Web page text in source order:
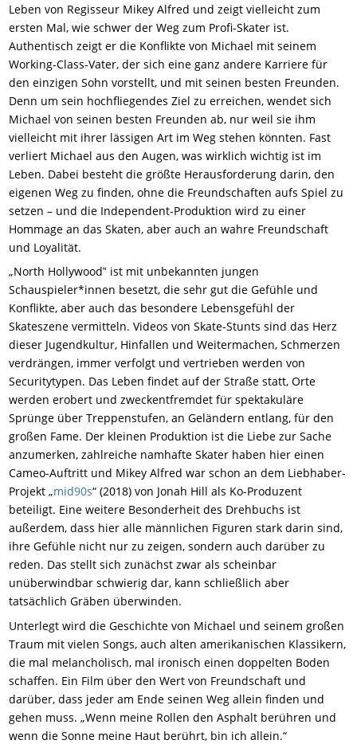
Leben von Regisseur Mikey Alfred und zeigt vielleicht zum
ersten Mal, wie schwer der Weg zum Profi-Skater ist.
Authentisch zeigt er die Konflikte von Michael mit seinem
Working-Class-Vater, der sich eine ganz andere Karriere für
den einzigen Sohn vorstellt, und mit seinen besten Freunden.
Denn um sein hochfliegendes Ziel zu erreichen, wendet sich
Michael von seinen besten Freunden ab, nur weil sie ihm
vielleicht mit ihrer lässigen Art im Weg stehen könnten. Fast
verliert Michael aus den Augen, was wirklich wichtig ist im
Leben. Dabei besteht die größte Herausforderung darin, den
eigenen Weg zu finden, ohne die Freundschaften aufs Spiel zu
setzen – und die Independent-Produktion wird zu einer
Hommage an das Skaten, aber auch an wahre Freundschaft
und Loyalität.
„North Hollywood‟ ist mit unbekannten jungen
Schauspieler*innen besetzt, die sehr gut die Gefühle und
Konflikte, aber auch das besondere Lebensgefühl der
Skateszene vermitteln. Videos von Skate-Stunts sind das Herz
dieser Jugendkultur, Hinfallen und Weitermachen, Schmerzen
verdrängen, immer verfolgt und vertrieben werden von
Securitytypen. Das Leben findet auf der Straße statt, Orte
werden erobert und zweckentfremdet für spektakuläre
Sprünge über Treppenstufen, an Geländern entlang, für den
großen Fame. Der kleinen Produktion ist die Liebe zur Sache
anzumerken, zahlreiche namhafte Skater haben hier einen
Cameo-Auftritt und Mikey Alfred war schon an dem Liebhaber-
Projekt „mid90s“ (2018) von Jonah Hill als Ko-Produzent
beteiligt. Eine weitere Besonderheit des Drehbuchs ist
außerdem, dass hier alle männlichen Figuren stark darin sind,
ihre Gefühle nicht nur zu zeigen, sondern auch darüber zu
reden. Das stellt sich zunächst zwar als scheinbar
unüberwindbar schwierig dar, kann schließlich aber
tatsächlich Gräben überwinden.
Unterlegt wird die Geschichte von Michael und seinem großen
Traum mit vielen Songs, auch alten amerikanischen Klassikern,
die mal melancholisch, mal ironisch einen doppelten Boden
schaffen. Ein Film über den Wert von Freundschaft und
darüber, dass jeder am Ende seinen Weg allein finden und
gehen muss. „Wenn meine Rollen den Asphalt berühren und
wenn die Sonne meine Haut berührt, bin ich allein.“